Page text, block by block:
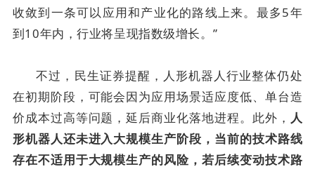
收敛到一条可以应用和产业化的路线上来。最多5年
到10年内，行业将呈现指数级增长。”
不过，民生证券提醒，人形机器人行业整体仍处
在初期阶段，可能会因为应用场景适应度低、单台造
价成本过高等问题，延后商业化落地进程。此外， 人
形机器人还未进入大规模生产阶段，当前的技术路线
存在不适用于大规模生产的风险，若后续变动技术路